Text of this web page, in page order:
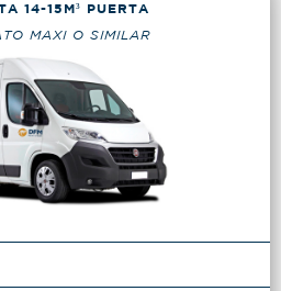
14-15M³ PUERTA
MAXI O SIMILAR